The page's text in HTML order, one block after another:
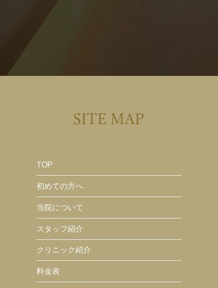
SITE MAP
TOP
初めての方へ
当院について
スタッフ紹介
クリニック紹介
料金表